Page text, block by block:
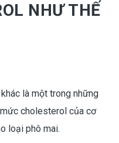
NHƯ THẾ
là một trong những
cholesterol của cơ
loại phô mai.